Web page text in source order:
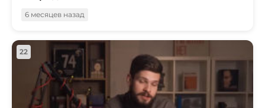
6 месяцев назад
22